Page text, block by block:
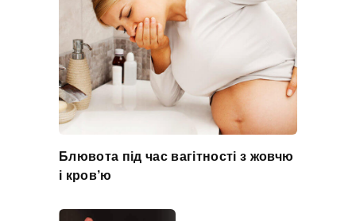
Блювота під час вагітності з жовчю
і кров’ю